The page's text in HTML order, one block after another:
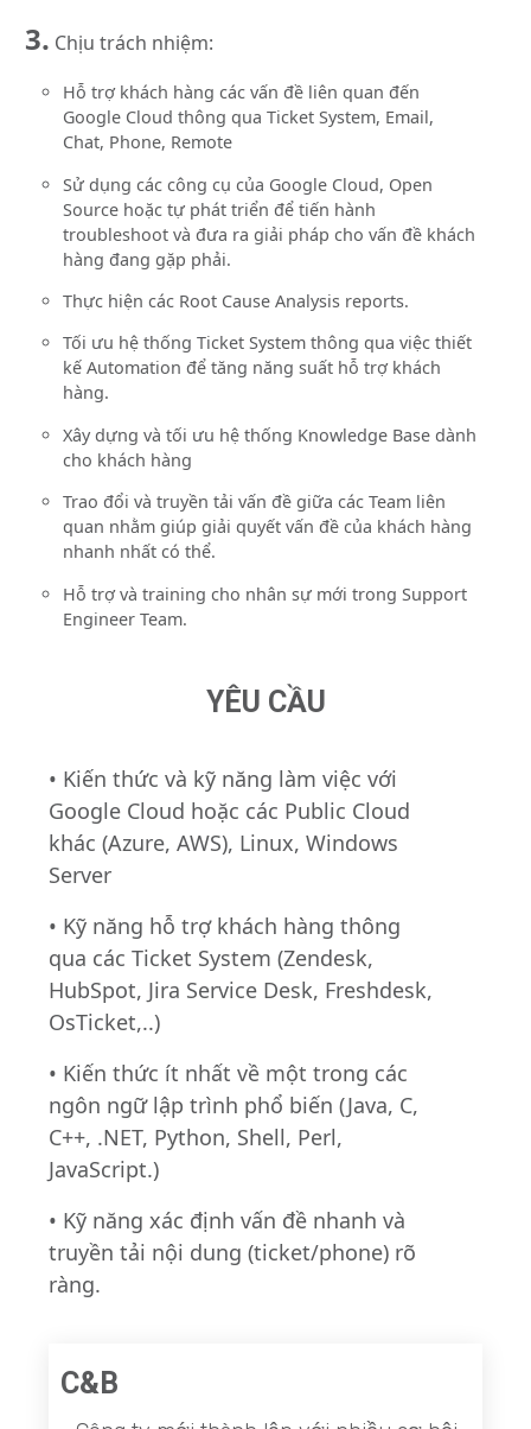
3. Chịu trách nhiệm:
Hỗ trợ khách hàng các vấn đề liên quan đến
Google Cloud thông qua Ticket System, Email,
Chat, Phone, Remote
Sử dụng các công cụ của Google Cloud, Open
Source hoặc tự phát triển để tiến hành
troubleshoot và đưa ra giải pháp cho vấn đề khách
hàng đang gặp phải.
Thực hiện các Root Cause Analysis reports.
Tối ưu hệ thống Ticket System thông qua việc thiết
kế Automation để tăng năng suất hỗ trợ khách
hàng.
Xây dựng và tối ưu hệ thống Knowledge Base dành
cho khách hàng
Trao đổi và truyền tải vấn đề giữa các Team liên
quan nhằm giúp giải quyết vấn đề của khách hàng
nhanh nhất có thể.
Hỗ trợ và training cho nhân sự mới trong Support
Engineer Team.
YÊU CẦU
• Kiến thức và kỹ năng làm việc với
Google Cloud hoặc các Public Cloud
khác (Azure, AWS), Linux, Windows
Server
• Kỹ năng hỗ trợ khách hàng thông
qua các Ticket System (Zendesk,
HubSpot, Jira Service Desk, Freshdesk,
OsTicket,..)
• Kiến thức ít nhất về một trong các
ngôn ngữ lập trình phổ biến (Java, C,
C++, .NET, Python, Shell, Perl,
JavaScript.)
• Kỹ năng xác định vấn đề nhanh và
truyền tải nội dung (ticket/phone) rõ
ràng.
C&B